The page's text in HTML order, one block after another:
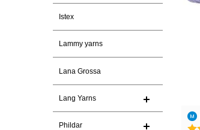
Istex
Lammy yarns
Lana Grossa
Lang Yarns
Phildar